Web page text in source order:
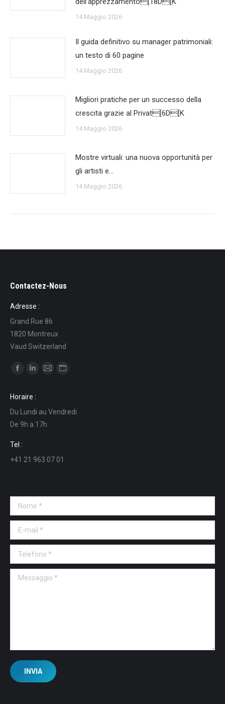
14 Maggio 2026
Il guida definitivo su manager patrimoniali:
un testo di 60 pagine
14 Maggio 2026
Migliori pratiche per un successo della
crescita grazie al Privat[6D[K
14 Maggio 2026
Mostre virtuali: una nuova opportunità per
gli artisti e…
14 Maggio 2026
Contactez-Nous
Adresse :
Grand Rue 86
1820 Montreux
Vaud Switzerland
Ci puoi trovare su:
opens
in
new
window
opens
in
new
in
opens
Horaire :
Du Lundi au Vendredi
De 9h a 17h
Tel :
+41 21 963 07 01
Nome *
E-mail *
Telefono *
Messaggio *
INVIA